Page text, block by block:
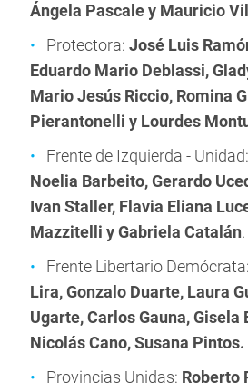
Ángela Pascale y Mauricio
Protectora: José Luis
Eduardo Mario Deblassi,
Mario Jesús Riccio, Romina
Pierantonelli y Lourdes
Frente de Izquierda - Unidad:
Noelia Barbeito, Gerardo
Ivan Staller, Flavia Eliana
Mazzitelli y Gabriela Catalán.
Frente Libertario Demócrata:
Lira, Gonzalo Duarte, Laura
Ugarte, Carlos Gauna, Gisela
Nicolás Cano, Susana Pintos.
Provincias Unidas: Roberto